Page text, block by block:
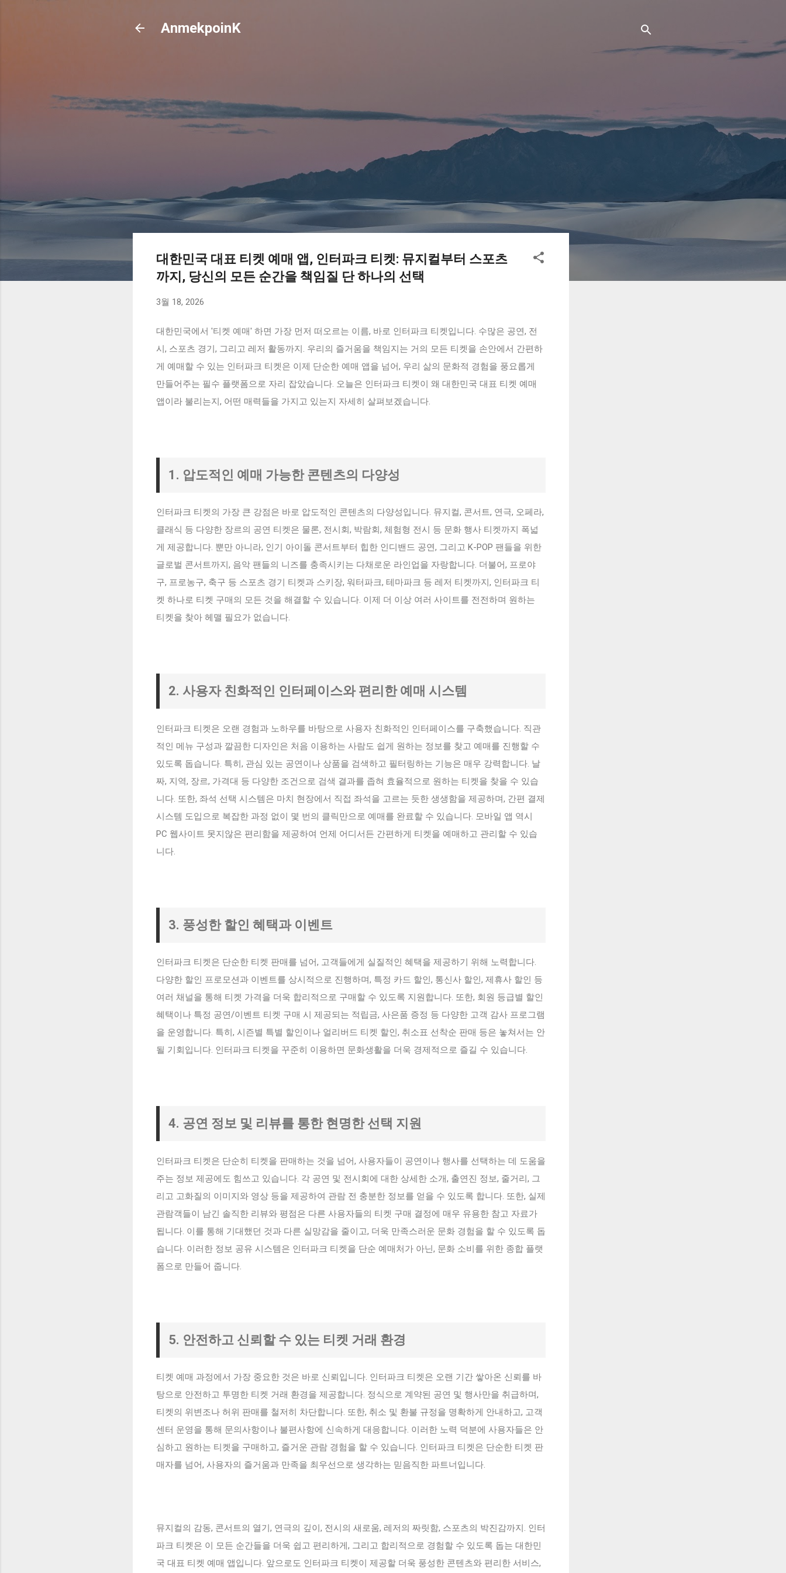
AnmekpoinK
대한민국 대표 티켓 예매 앱, 인터파크 티켓: 뮤지컬부터 스포츠
까지, 당신의 모든 순간을 책임질 단 하나의 선택
3월 18, 2026
대한민국에서 '티켓 예매' 하면 가장 먼저 떠오르는 이름, 바로 인터파크 티켓입니다. 수많은 공연, 전
시, 스포츠 경기, 그리고 레저 활동까지. 우리의 즐거움을 책임지는 거의 모든 티켓을 손안에서 간편하
게 예매할 수 있는 인터파크 티켓은 이제 단순한 예매 앱을 넘어, 우리 삶의 문화적 경험을 풍요롭게
만들어주는 필수 플랫폼으로 자리 잡았습니다. 오늘은 인터파크 티켓이 왜 대한민국 대표 티켓 예매
앱이라 불리는지, 어떤 매력들을 가지고 있는지 자세히 살펴보겠습니다.
1. 압도적인 예매 가능한 콘텐츠의 다양성
인터파크 티켓의 가장 큰 강점은 바로 압도적인 콘텐츠의 다양성입니다. 뮤지컬, 콘서트, 연극, 오페라,
클래식 등 다양한 장르의 공연 티켓은 물론, 전시회, 박람회, 체험형 전시 등 문화 행사 티켓까지 폭넓
게 제공합니다. 뿐만 아니라, 인기 아이돌 콘서트부터 힙한 인디밴드 공연, 그리고 K-POP 팬들을 위한
글로벌 콘서트까지, 음악 팬들의 니즈를 충족시키는 다채로운 라인업을 자랑합니다. 더불어, 프로야
구, 프로농구, 축구 등 스포츠 경기 티켓과 스키장, 워터파크, 테마파크 등 레저 티켓까지, 인터파크 티
켓 하나로 티켓 구매의 모든 것을 해결할 수 있습니다. 이제 더 이상 여러 사이트를 전전하며 원하는
티켓을 찾아 헤맬 필요가 없습니다.
2. 사용자 친화적인 인터페이스와 편리한 예매 시스템
인터파크 티켓은 오랜 경험과 노하우를 바탕으로 사용자 친화적인 인터페이스를 구축했습니다. 직관
적인 메뉴 구성과 깔끔한 디자인은 처음 이용하는 사람도 쉽게 원하는 정보를 찾고 예매를 진행할 수
있도록 돕습니다. 특히, 관심 있는 공연이나 상품을 검색하고 필터링하는 기능은 매우 강력합니다. 날
짜, 지역, 장르, 가격대 등 다양한 조건으로 검색 결과를 좁혀 효율적으로 원하는 티켓을 찾을 수 있습
니다. 또한, 좌석 선택 시스템은 마치 현장에서 직접 좌석을 고르는 듯한 생생함을 제공하며, 간편 결제
시스템 도입으로 복잡한 과정 없이 몇 번의 클릭만으로 예매를 완료할 수 있습니다. 모바일 앱 역시
PC 웹사이트 못지않은 편리함을 제공하여 언제 어디서든 간편하게 티켓을 예매하고 관리할 수 있습
니다.
3. 풍성한 할인 혜택과 이벤트
인터파크 티켓은 단순한 티켓 판매를 넘어, 고객들에게 실질적인 혜택을 제공하기 위해 노력합니다.
다양한 할인 프로모션과 이벤트를 상시적으로 진행하며, 특정 카드 할인, 통신사 할인, 제휴사 할인 등
여러 채널을 통해 티켓 가격을 더욱 합리적으로 구매할 수 있도록 지원합니다. 또한, 회원 등급별 할인
혜택이나 특정 공연/이벤트 티켓 구매 시 제공되는 적립금, 사은품 증정 등 다양한 고객 감사 프로그램
을 운영합니다. 특히, 시즌별 특별 할인이나 얼리버드 티켓 할인, 취소표 선착순 판매 등은 놓쳐서는 안
될 기회입니다. 인터파크 티켓을 꾸준히 이용하면 문화생활을 더욱 경제적으로 즐길 수 있습니다.
4. 공연 정보 및 리뷰를 통한 현명한 선택 지원
인터파크 티켓은 단순히 티켓을 판매하는 것을 넘어, 사용자들이 공연이나 행사를 선택하는 데 도움을
주는 정보 제공에도 힘쓰고 있습니다. 각 공연 및 전시회에 대한 상세한 소개, 출연진 정보, 줄거리, 그
리고 고화질의 이미지와 영상 등을 제공하여 관람 전 충분한 정보를 얻을 수 있도록 합니다. 또한, 실제
관람객들이 남긴 솔직한 리뷰와 평점은 다른 사용자들의 티켓 구매 결정에 매우 유용한 참고 자료가
됩니다. 이를 통해 기대했던 것과 다른 실망감을 줄이고, 더욱 만족스러운 문화 경험을 할 수 있도록 돕
습니다. 이러한 정보 공유 시스템은 인터파크 티켓을 단순 예매처가 아닌, 문화 소비를 위한 종합 플랫
폼으로 만들어 줍니다.
5. 안전하고 신뢰할 수 있는 티켓 거래 환경
티켓 예매 과정에서 가장 중요한 것은 바로 신뢰입니다. 인터파크 티켓은 오랜 기간 쌓아온 신뢰를 바
탕으로 안전하고 투명한 티켓 거래 환경을 제공합니다. 정식으로 계약된 공연 및 행사만을 취급하며,
티켓의 위변조나 허위 판매를 철저히 차단합니다. 또한, 취소 및 환불 규정을 명확하게 안내하고, 고객
센터 운영을 통해 문의사항이나 불편사항에 신속하게 대응합니다. 이러한 노력 덕분에 사용자들은 안
심하고 원하는 티켓을 구매하고, 즐거운 관람 경험을 할 수 있습니다. 인터파크 티켓은 단순한 티켓 판
매자를 넘어, 사용자의 즐거움과 만족을 최우선으로 생각하는 믿음직한 파트너입니다.
뮤지컬의 감동, 콘서트의 열기, 연극의 깊이, 전시의 새로움, 레저의 짜릿함, 스포츠의 박진감까지. 인터
파크 티켓은 이 모든 순간들을 더욱 쉽고 편리하게, 그리고 합리적으로 경험할 수 있도록 돕는 대한민
국 대표 티켓 예매 앱입니다. 앞으로도 인터파크 티켓이 제공할 더욱 풍성한 콘텐츠와 편리한 서비스,